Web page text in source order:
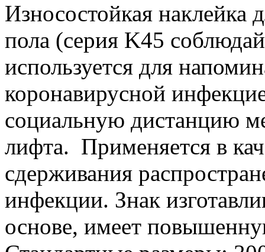
Износостойкая наклейка
пола (серия K45
используется для
коронавирусной
социальную дистанцию
лифта. Применяется в
сдерживания
инфекции. Знак
основе, имеет